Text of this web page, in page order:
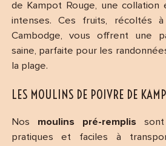
de Kampot Rouge, une collation
intenses. Ces fruits, récoltés
Cambodge, vous offrent une
saine, parfaite pour les
la plage.
LES MOULINS DE POIVRE DE
Nos moulins pré-remplissont
pratiques et faciles à